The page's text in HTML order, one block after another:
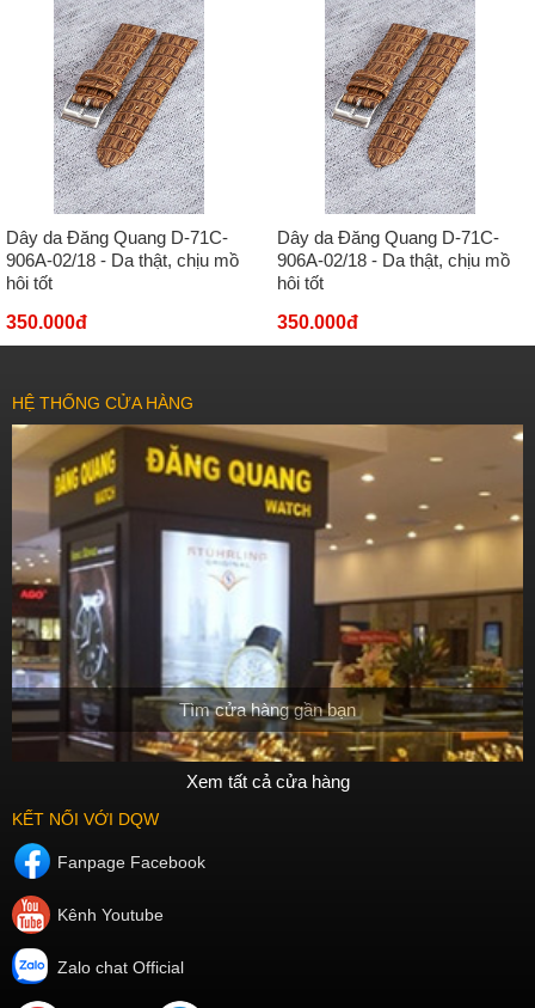
Dây da Đăng Quang D-71C-
906A-02/18 - Da thật, chịu mồ
hôi tốt
350.000đ
Dây da Đăng Quang D-71C-
906A-02/18 - Da thật, chịu mồ
hôi tốt
350.000đ
HỆ THỐNG CỬA HÀNG
Tìm cửa hàng gần bạn
Xem tất cả cửa hàng
KẾT NỐI VỚI DQW
Fanpage Facebook
Kênh Youtube
Zalo chat Official